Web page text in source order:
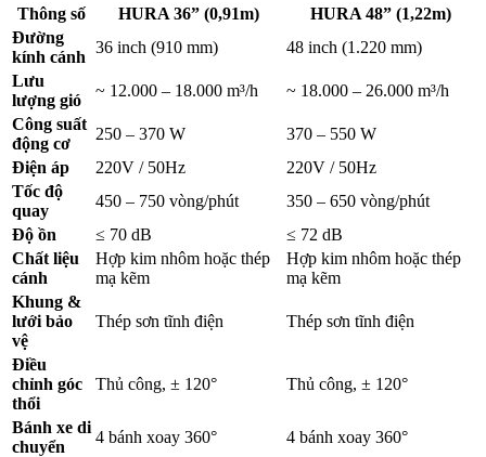
Thông số HURA 36” (0,91m)
HURA 48” (1,22m)
Đường
kính cánh
36 inch (910 mm)
48 inch (1.220 mm)
Lưu
lượng gió
~ 12.000 – 18.000 m³/h
~ 18.000 – 26.000 m³/h
Công suất
động cơ
250 – 370 W
370 – 550 W
Điện áp
220V / 50Hz
220V / 50Hz
Tốc độ
quay
450 – 750 vòng/phút
350 – 650 vòng/phút
Độ ồn
≤ 70 dB
≤ 72 dB
Chất liệu
cánh
Hợp kim nhôm hoặc thép
mạ kẽm
Hợp kim nhôm hoặc thép
mạ kẽm
Khung &
lưới bảo
vệ
Thép sơn tĩnh điện Thép sơn tĩnh điện
Điều
chỉnh góc
thổi
Thủ công, ± 120° Thủ công, ± 120°
Bánh xe di
chuyển
4 bánh xoay 360°
4 bánh xoay 360°